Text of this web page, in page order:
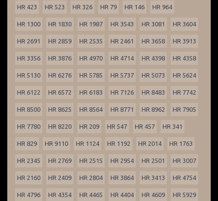
HR 423 HR 523 HR 326 HR 79 HR 146 HR 964
HR 1300 HR 1830 HR 1987 HR 3543 HR 3081 HR 3604
HR 2691 HR 2859 HR 2535 HR 2461 HR 3658 HR 3913
HR 3356 HR 3876 HR 4970 HR 4714 HR 4398 HR 4358
HR 5130 HR 6276 HR 5785 HR 5737 HR 5073 HR 5624
HR 6122 HR 6572 HR 6183 HR 7126 HR 8483 HR 7742
HR 8500 HR 8625 HR 8564 HR 8771 HR 8962 HR 7905
HR 7780 HR 8220 HR 209 HR 547 HR 457 HR 341
HR 829 HR 9110 HR 1124 HR 1192 HR 2014 HR 1763
HR 2345 HR 2769 HR 2515 HR 2954 HR 2501 HR 3007
HR 2160 HR 2409 HR 2804 HR 3864 HR 3413 HR 4754
HR 4796 HR 4354 HR 4465 HR 4404 HR 4609 HR 5929